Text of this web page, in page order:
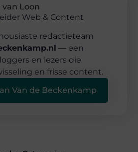
van Loon
Web & Content
redactieteam
— een
en lezers die
en frisse content.
Van de Beckenkamp